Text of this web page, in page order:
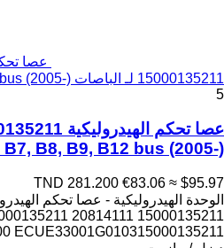
15000135211 لـ الباصات Volvo B7, B8, B9, B12 bus (2005-)
5
B8, B9, B12 bus (2005-)
TND 281.200 €83.06 ≈ $95.97
الوحدة الهيدروليكية - عصا تحكم
15000135211 20814111
ECUE33001G010315000135211